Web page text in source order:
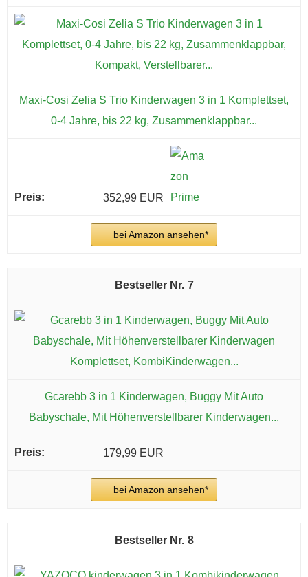
Maxi-Cosi Zelia S Trio Kinderwagen 3 in 1 Komplettset,
0-4 Jahre, bis 22 kg, Zusammenklappbar...
352,99 EUR
bei Amazon ansehen*
7
Gcarebb 3 in 1 Kinderwagen, Buggy Mit Auto
Babyschale, Mit Höhenverstellbarer Kinderwagen...
179,99 EUR
bei Amazon ansehen*
8